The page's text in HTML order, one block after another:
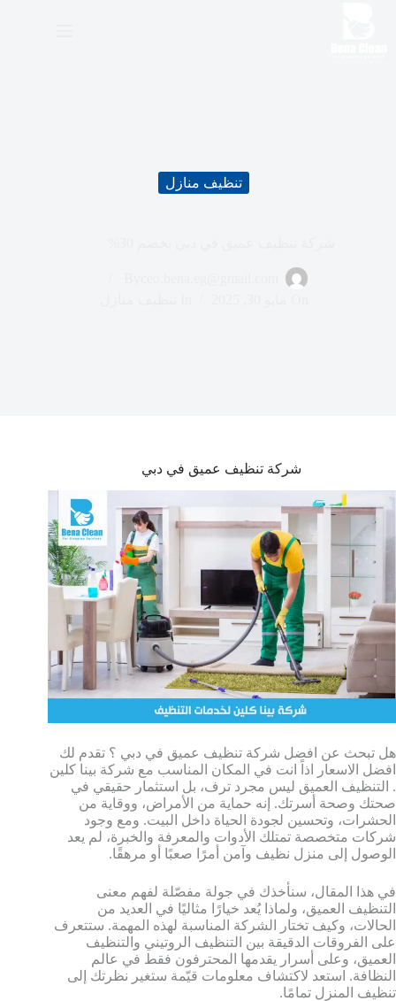
تنظيف منازل
شركة تنظيف عميق في دبي
هل تبحث عن افضل شركة تنظيف عميق في دبي ؟ تقدم لك
افضل الاسعار اذاً انت في المكان المناسب مع شركة بينا كلين
. التنظيف العميق ليس مجرد ترف، بل استثمار حقيقي في
صحتك وصحة أسرتك. إنه حماية من الأمراض، ووقاية من
الحشرات، وتحسين لجودة الحياة داخل البيت. ومع وجود
شركات متخصصة تمتلك الأدوات والمعرفة والخبرة، لم يعد
الوصول إلى منزل نظيف وآمن أمرًا صعبًا أو مرهقًا.
في هذا المقال، سنأخذك في جولة مفصّلة لفهم معنى
التنظيف العميق، ولماذا يُعد خيارًا مثاليًا في العديد من
الحالات، وكيف تختار الشركة المناسبة لهذه المهمة. ستتعرف
على الفروقات الدقيقة بين التنظيف الروتيني والتنظيف
العميق، وعلى أسرار يقدمها المحترفون فقط في عالم
النظافة. استعد لاكتشاف معلومات قيّمة ستغير نظرتك إلى
تنظيف المنزل تمامًا.